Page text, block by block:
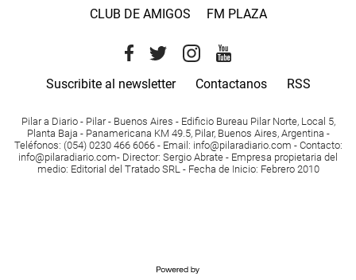
CLUB DE AMIGOS FM PLAZA
Suscribite al newsletter Contactanos RSS
Pilar a Diario - Pilar - Buenos Aires - Edificio Bureau Pilar Norte, Local 5,
Planta Baja - Panamericana KM 49.5, Pilar, Buenos Aires, Argentina -
Teléfonos: (054) 0230 466 6066 - Email : info@pilaradiario.com - Contacto:
info@pilaradiario.com- Director: Sergio Abrate - Empresa propietaria del
medio: Editorial del Tratado SRL - Fecha de Inicio: Febrero 2010